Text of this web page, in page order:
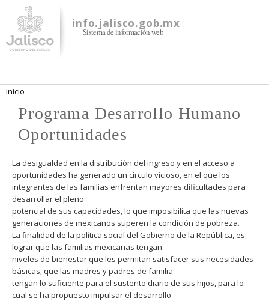
contenido
principal
info.jalisco.gob.mx
Sistema de información web
Se encuentra usted aquí
Inicio
Programa Desarrollo Humano
Oportunidades
La desigualdad en la distribución del ingreso y en el acceso a
oportunidades ha generado un círculo vicioso, en el que los
integrantes de las familias enfrentan mayores dificultades para
desarrollar el pleno
potencial de sus capacidades, lo que imposibilita que las nuevas
generaciones de mexicanos superen la condición de pobreza.
La finalidad de la política social del Gobierno de la República, es
lograr que las familias mexicanas tengan
niveles de bienestar que les permitan satisfacer sus necesidades
básicas; que las madres y padres de familia
tengan lo suficiente para el sustento diario de sus hijos, para lo
cual se ha propuesto impulsar el desarrollo